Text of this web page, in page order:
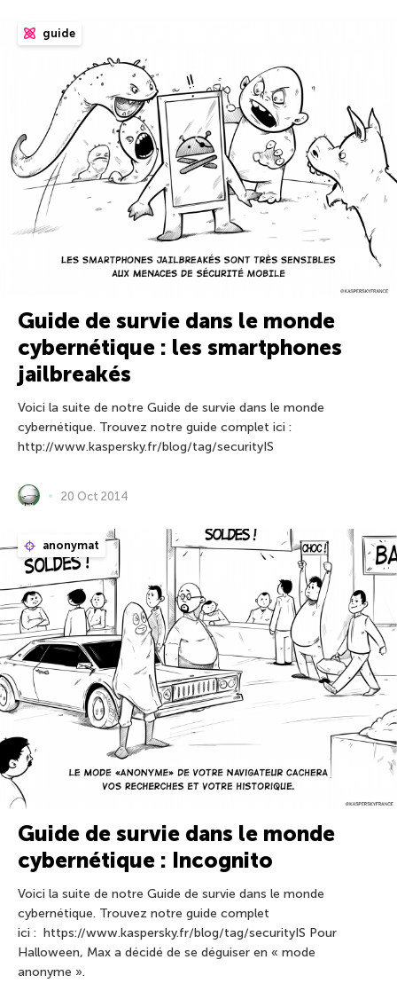
guide
Guide de survie dans le monde
cybernétique : les smartphones
jailbreakés
Voici la suite de notre Guide de survie dans le monde
cybernétique. Trouvez notre guide complet ici :
http://www.kaspersky.fr/blog/tag/securityIS
20 Oct 2014
anonymat
Guide de survie dans le monde
cybernétique : Incognito
Voici la suite de notre Guide de survie dans le monde
cybernétique. Trouvez notre guide complet
ici : https://www.kaspersky.fr/blog/tag/securityIS Pour
Halloween, Max a décidé de se déguiser en « mode
anonyme ».